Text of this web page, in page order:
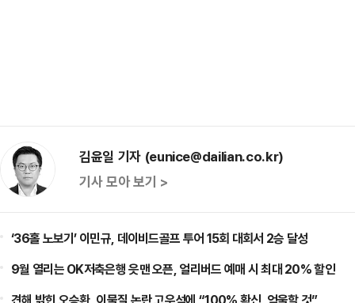
김윤일 기자 (eunice@dailian.co.kr)
기사 모아 보기 >
‘36홀 노보기’ 이민규, 데이비드골프 투어 15회 대회서 2승 달성
9월 열리는 OK저축은행 읏맨 오픈, 얼리버드 예매 시 최대 20% 할인